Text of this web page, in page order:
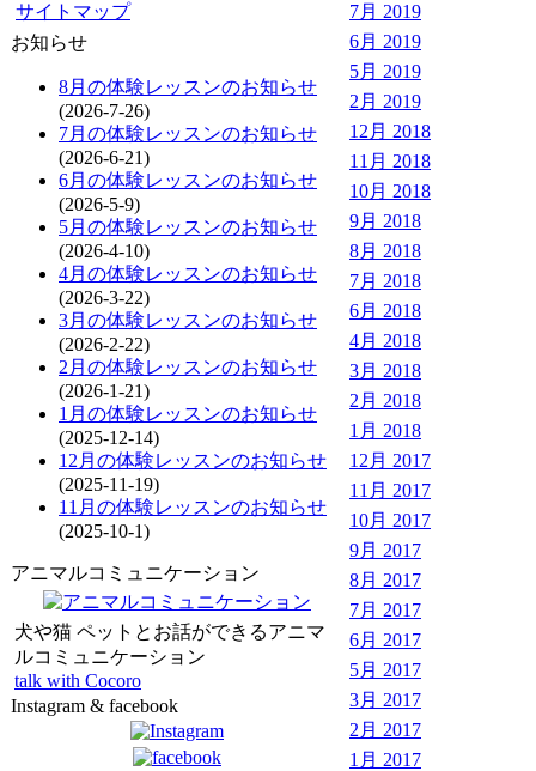
サイトマップ
お知らせ
8月の体験レッスンのお知らせ
(2026-7-26)
7月の体験レッスンのお知らせ
(2026-6-21)
6月の体験レッスンのお知らせ
(2026-5-9)
5月の体験レッスンのお知らせ
(2026-4-10)
4月の体験レッスンのお知らせ
(2026-3-22)
3月の体験レッスンのお知らせ
(2026-2-22)
2月の体験レッスンのお知らせ
(2026-1-21)
1月の体験レッスンのお知らせ
(2025-12-14)
12月の体験レッスンのお知らせ
(2025-11-19)
11月の体験レッスンのお知らせ
(2025-10-1)
アニマルコミュニケーション
犬や猫 ペットとお話ができるアニマ
ルコミュニケーション
talk with Cocoro
Instagram & facebook
7月 2019
6月 2019
5月 2019
2月 2019
12月 2018
11月 2018
10月 2018
9月 2018
8月 2018
7月 2018
6月 2018
4月 2018
3月 2018
2月 2018
1月 2018
12月 2017
11月 2017
10月 2017
9月 2017
8月 2017
7月 2017
6月 2017
5月 2017
3月 2017
2月 2017
1月 2017